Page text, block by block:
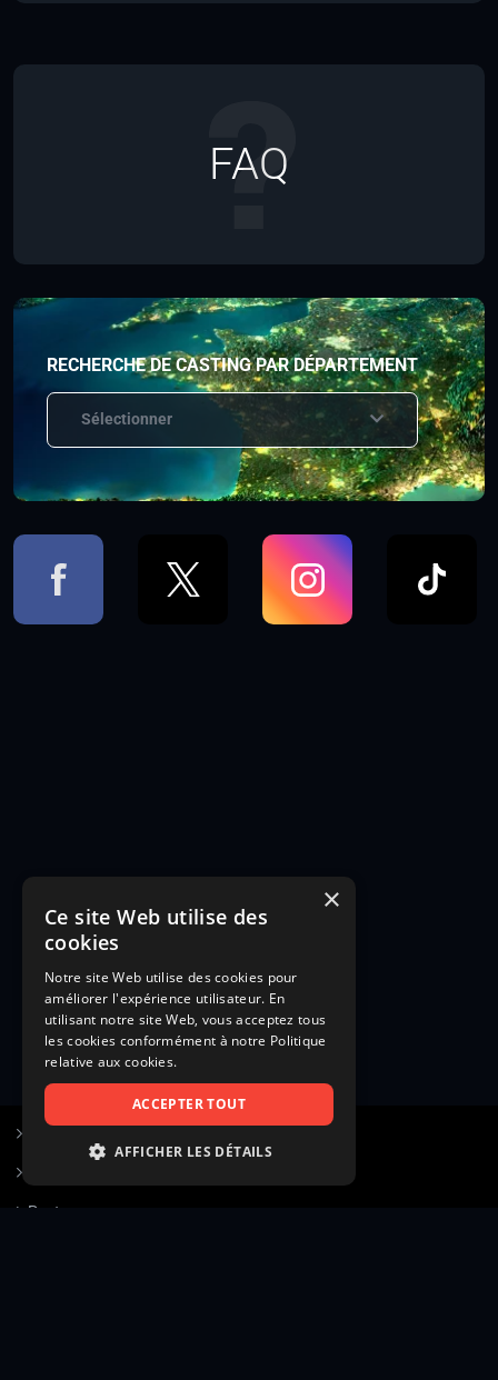
FAQ
RECHERCHE DE CASTING PAR DÉPARTEMENT
Sélectionner
Poster une annonce
×
Ce site Web utilise des
cookies
Notre site Web utilise des cookies pour
améliorer l'expérience utilisateur. En
utilisant notre site Web, vous acceptez tous
les cookies conformément à notre Politique
relative aux cookies.
ACCEPTER TOUT
AFFICHER LES DÉTAILS